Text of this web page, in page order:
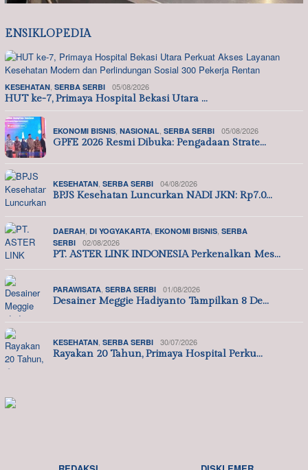
ENSIKLOPEDIA
KESEHATAN SERBA SERBI 05/08/2026
HUT ke-7, Primaya Hospital Bekasi Utara …
EKONOMI BISNIS NASIONAL SERBA SERBI 05/08/2026
GPFE 2026 Resmi Dibuka: Pengadaan Strate…
KESEHATAN SERBA SERBI 04/08/2026
BPJS Kesehatan Luncurkan NADI JKN: Rp7.0…
DAERAH DI YOGYAKARTA EKONOMI BISNIS SERBA
SERBI
02/08/2026
PT. ASTER LINK INDONESIA Perkenalkan Mes…
PARAWISATA SERBA SERBI 01/08/2026
Desainer Meggie Hadiyanto Tampilkan 8 De…
KESEHATAN SERBA SERBI 30/07/2026
Rayakan 20 Tahun, Primaya Hospital Perku…